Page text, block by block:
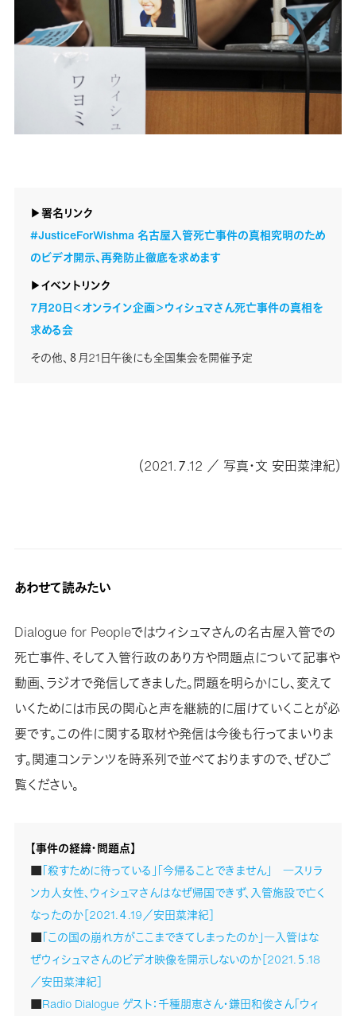
▶署名リンク
#JusticeForWishma 名古屋入管死亡事件の真相究明のため
のビデオ開示、再発防止徹底を求めます
▶イベントリンク
7月20日＜オンライン企画＞ウィシュマさん死亡事件の真相を
求める会
その他、８月21日午後にも全国集会を開催予定
（2021.７.12 ／ 写真・文 安田菜津紀）
あわせて読みたい
Dialogue for Peopleではウィシュマさんの名古屋入管での
死亡事件、そして入管行政のあり方や問題点について記事や
動画、ラジオで発信してきました。問題を明らかにし、変えて
いくためには市民の関心と声を継続的に届けていくことが必
要です。この件に関する取材や発信は今後も行ってまいりま
す。関連コンテンツを時系列で並べておりますので、ぜひご
覧ください。
【事件の経緯・問題点】
■「殺すために待っている」「今帰ることできません」 ―スリラ
ンカ人女性、ウィシュマさんはなぜ帰国できず、入管施設で亡く
なったのか［2021.４.19／安田菜津紀］
■「この国の崩れ方がここまできてしまったのか」―入管はな
ぜウィシュマさんのビデオ映像を開示しないのか［2021.５.18
／安田菜津紀］
■Radio Dialogue ゲスト：千種朋恵さん・鎌田和俊さん「ウィ